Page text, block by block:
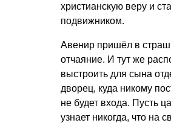
христианскую веру и
подвижником.
Авенир пришёл в
отчаяние. И тут же
выстроить для сына
дворец, куда никому
не будет входа. Пусть
узнает никогда, что на